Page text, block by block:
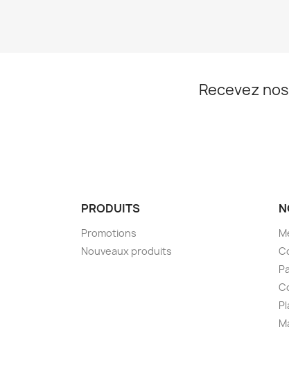
Recevez
PRODUITS
Promotions
Nouveaux produits